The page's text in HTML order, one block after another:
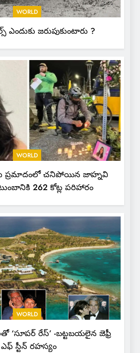
WORLD
ఎందుకు జరుపుకుంటారు ?
WORLD
ప్రమాదంలో చనిపోయిన జాహ్నవి
262 కోట్ల పరిహారం
WORLD
‘సూపర్ రేస్’ -బట్టబయలైన జెఫ్రీ
ఎఫ్ స్టీన్ రహస్యం